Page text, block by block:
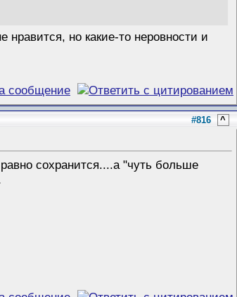
но какие-то неровности и
#816 ^
сохранится....а "чуть больше